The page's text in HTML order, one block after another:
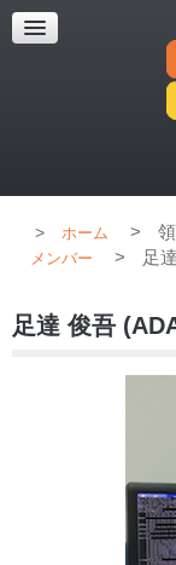
超解像顕微鏡
超解像顕微鏡
ホーム >
メンバー > 足
足達 俊吾